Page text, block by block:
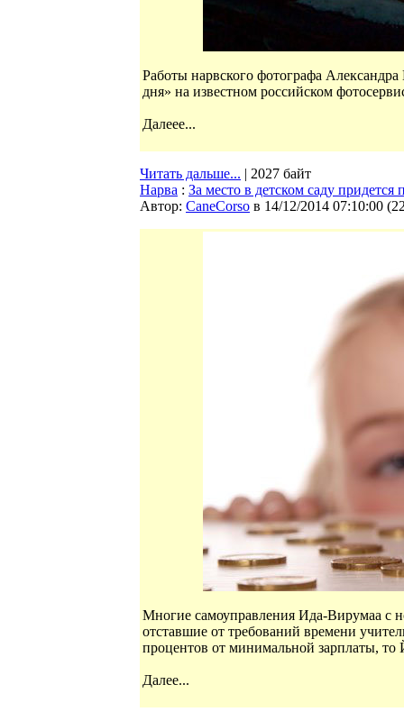
Работы нарвского фотографа
дня» на известном российском
Далеее...
Читать дальше... | 2027 байт
Нарва : За место в детском саду придется
Автор: CaneCorso в 14/12/2014 07:10:00 (
Многие самоуправления Ида-Вирумаа с
отставшие от требований времени
процентов от минимальной зарплаты,
Далее...